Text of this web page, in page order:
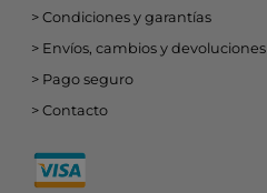
Condiciones y garantías
Envíos, cambios y devoluciones
Pago seguro
Contacto